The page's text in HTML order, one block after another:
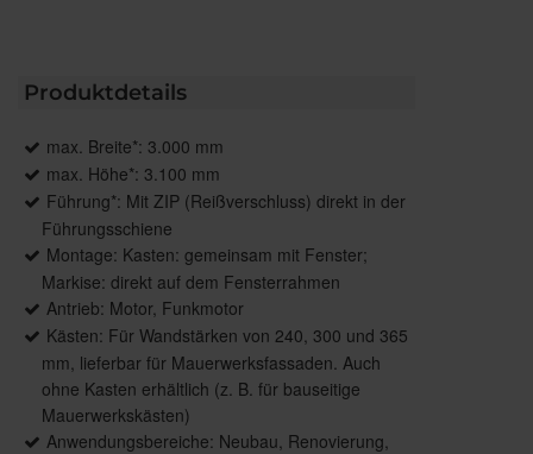
Produktdetails
max. Breite*: 3.000 mm
max. Höhe*: 3.100 mm
Führung*: Mit ZIP (Reißverschluss) direkt in der
Führungsschiene
Montage: Kasten: gemeinsam mit Fenster;
Markise: direkt auf dem Fensterrahmen
Antrieb: Motor, Funkmotor
Kästen: Für Wandstärken von 240, 300 und 365
mm, lieferbar für Mauerwerksfassaden. Auch
ohne Kasten erhältlich (z. B. für bauseitige
Mauerwerkskästen)
Anwendungsbereiche: Neubau, Renovierung,